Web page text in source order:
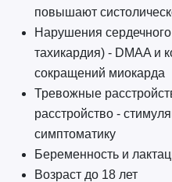
повышают
Нарушения
тахикардия) - DMAA и
сокращений миокарда
Тревожные
расстройство -
симптоматику
Беременность и
Возраст до 18 лет